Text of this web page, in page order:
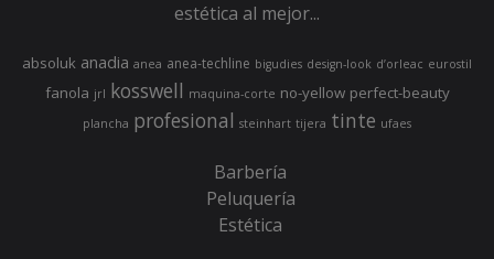
estética al mejor...
absoluk anadia anea anea-techline bigudies design-look d’orleac eurostil
fanola jrl kosswell maquina-corte no-yellow perfect-beauty
plancha profesional steinhart tijera tinte ufaes
Barbería
Peluquería
Estética